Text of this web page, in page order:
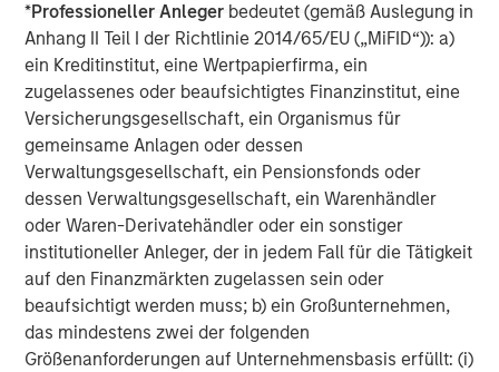
*Professioneller Anleger bedeutet (gemäß Auslegung in
Anhang II Teil I der Richtlinie 2014/65/EU („MiFID“)): a)
ein Kreditinstitut, eine Wertpapierfirma, ein
zugelassenes oder beaufsichtigtes Finanzinstitut, eine
Versicherungsgesellschaft, ein Organismus für
gemeinsame Anlagen oder dessen
Verwaltungsgesellschaft, ein Pensionsfonds oder
dessen Verwaltungsgesellschaft, ein Warenhändler
oder Waren-Derivatehändler oder ein sonstiger
institutioneller Anleger, der in jedem Fall für die Tätigkeit
auf den Finanzmärkten zugelassen sein oder
beaufsichtigt werden muss; b) ein Großunternehmen,
das mindestens zwei der folgenden
Größenanforderungen auf Unternehmensbasis erfüllt: (i)
Real Estate Midyear Outlook:
Constructive Amid Fluid Backdrop
The current macroenvironment remains resilient
despite elevated volatility and divergence across
markets. As inflation and energy prices keep
central banks hawkish, real estate continues to
offer attractive relative value, supported by a
25% repricing, durable income streams, and
constrained supply. In this environment,
diversified portfolios and selective asset-level
investing remain critical.
07-AUG-2026